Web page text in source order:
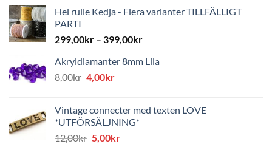
Hel rulle Kedja - Flera varianter TILLFÄLLIGT
PARTI
299,00kr – 399,00kr
Akryldiamanter 8mm Lila
8,00kr Det
var:
8,00kr.
4,00krDet
är:
4,00kr.
Vintage connecter med texten LOVE
*UTFÖRSÄLJNING*
12,00kr Det
5,00krDet